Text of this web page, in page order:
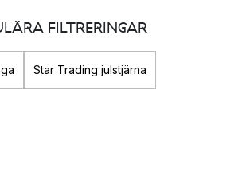
hem att skapa rätt stämning inför jul.
produkter från Star Trading
FILTRERINGAR
Star Trading julstjärna